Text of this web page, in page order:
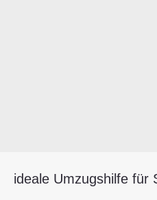
ideale Umzugshilfe für